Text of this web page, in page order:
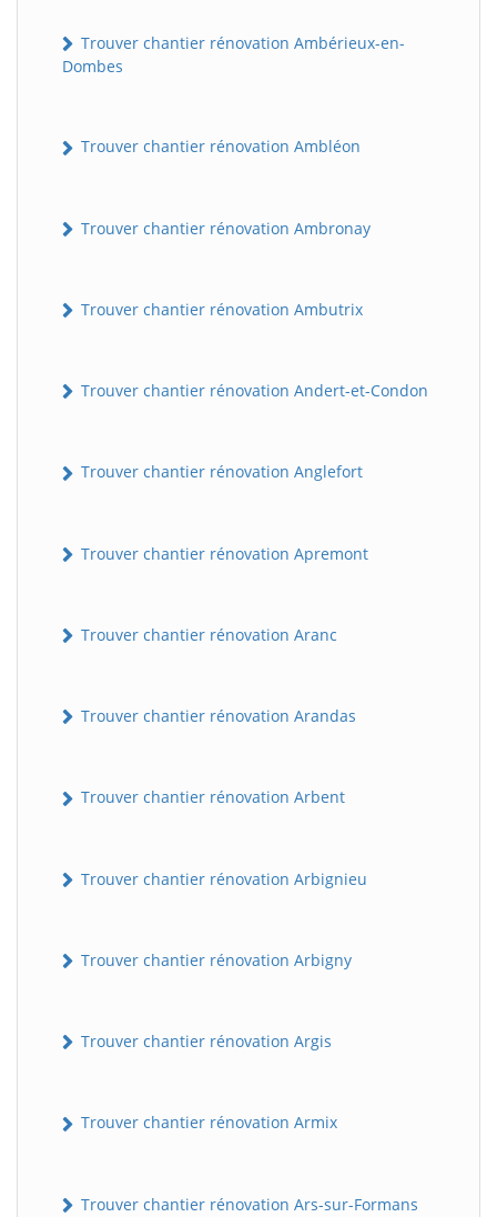
Trouver chantier rénovation Ambérieux-en-
Dombes
Trouver chantier rénovation Ambléon
Trouver chantier rénovation Ambronay
Trouver chantier rénovation Ambutrix
Trouver chantier rénovation Andert-et-Condon
Trouver chantier rénovation Anglefort
Trouver chantier rénovation Apremont
Trouver chantier rénovation Aranc
Trouver chantier rénovation Arandas
Trouver chantier rénovation Arbent
Trouver chantier rénovation Arbignieu
Trouver chantier rénovation Arbigny
Trouver chantier rénovation Argis
Trouver chantier rénovation Armix
Trouver chantier rénovation Ars-sur-Formans